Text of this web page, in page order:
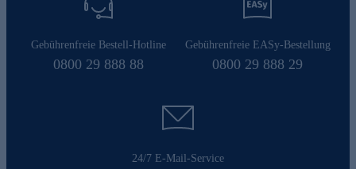
Gebührenfreie Bestell-Hotline
0800 29 888 88
Gebührenfreie EASy-Bestellung
0800 29 888 29
24/7 E-Mail-Service